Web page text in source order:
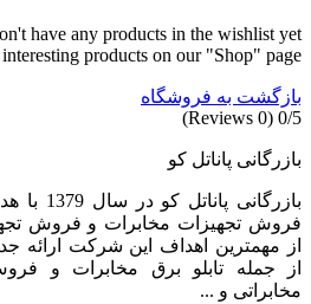
have any products in the wishlist yet.
products on our "Shop" page.
بازگشت به فروشگاه
0/5
(0 Reviews)
بازرگانی پاناتل کو
فروش تجهیزات مخابرات و فروش
از مهمترین اهداف این شرکت ارائه
از جمله تابلو برق مخابرات و
مخابراتی و ...